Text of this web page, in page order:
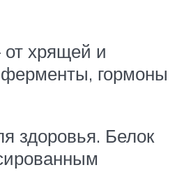
хрящей и
гормоны
здоровья. Белок